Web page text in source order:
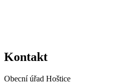
Kontakt
Obecní úřad Hoštice